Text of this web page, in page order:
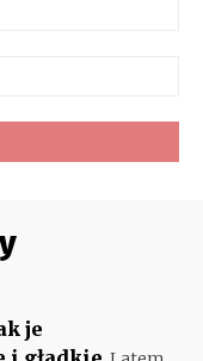
je